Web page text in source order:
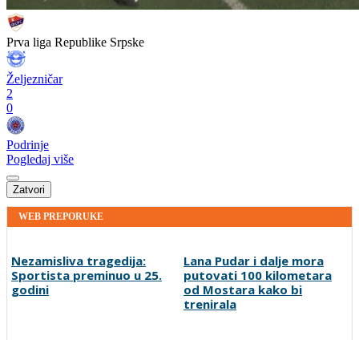
Prva liga Republike Srpske
Željezničar
2
0
Podrinje
Pogledaj više
Zatvori
WEB PREPORUKE